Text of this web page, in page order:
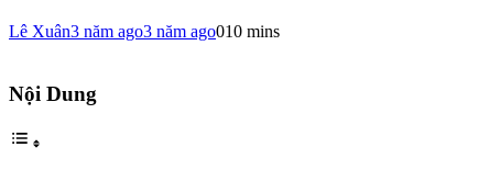
Lê Xuân3 năm ago3 năm ago010 mins
Nội Dung